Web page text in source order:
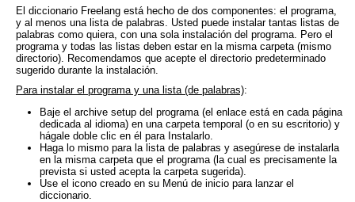
El diccionario Freelang está hecho de dos componentes: el programa,
y al menos una lista de palabras. Usted puede instalar tantas listas de
palabras como quiera, con una sola instalación del programa. Pero el
programa y todas las listas deben estar en la misma carpeta (mismo
directorio). Recomendamos que acepte el directorio predeterminado
sugerido durante la instalación.
Para instalar el programa y una lista (de palabras):
Baje el archive setup del programa (el enlace está en cada página
dedicada al idioma) en una carpeta temporal (o en su escritorio) y
hágale doble clic en él para Instalarlo.
Haga lo mismo para la lista de palabras y asegúrese de instalarla
en la misma carpeta que el programa (la cual es precisamente la
prevista si usted acepta la carpeta sugerida).
Use el icono creado en su Menú de inicio para lanzar el
diccionario.